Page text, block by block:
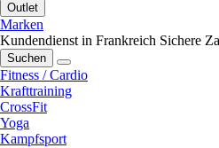
Outlet
Marken
Kundendienst in Frankreich Sichere
Suchen
Fitness / Cardio
Krafttraining
CrossFit
Yoga
Kampfsport